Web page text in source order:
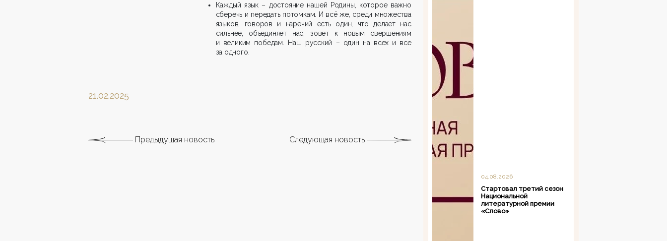
Каждый язык – достояние нашей Родины, которое важно
сберечь и передать потомкам. И всё же, среди множества
языков, говоров и наречий есть один, что делает нас
сильнее, объединяет нас, зовет к новым свершениям
и великим победам. Наш русский – один на всех и все
за одного.
21.02.2025
Предыдущая новость Следующая новость
04.08.2026
Стартовал третий сезон
Национальной
литературной премии
«Слово»